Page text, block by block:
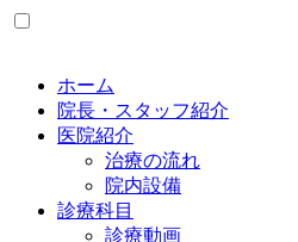
ホーム
院長・スタッフ紹介
医院紹介
治療の流れ
院内設備
診療科目
診療動画